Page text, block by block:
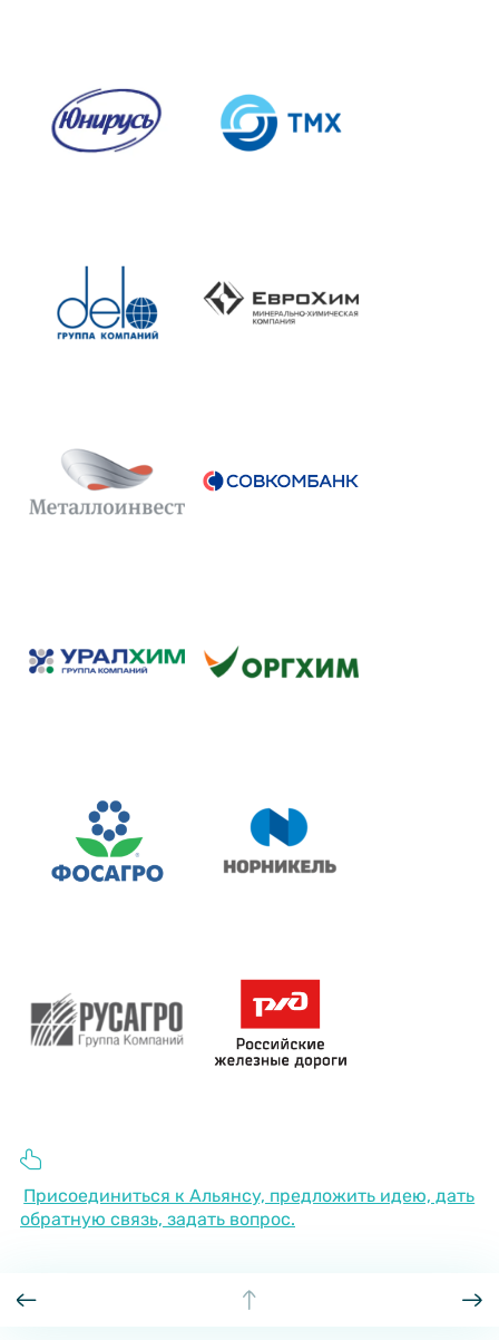
Присоединиться к Альянсу, предложить идею, дать
обратную связь, задать вопрос.